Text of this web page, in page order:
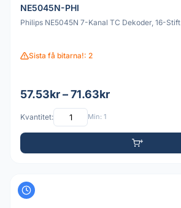
NE5045N-PHI
Philips NE5045N 7-Kanal TC Dekoder, 16-Stift
Sista få bitarna!: 2
57.53kr – 71.63kr
Kvantitet: Min: 1